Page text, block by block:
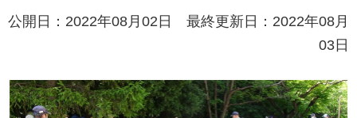
公開日：2022年08月02日 最終更新日：2022年08月
03日